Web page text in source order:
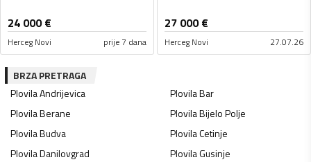
24 000€
Herceg Novi prije 7 dana
27 000€
Herceg Novi 27.07.26
BRZA PRETRAGA
PlovilaAndrijevica PlovilaBar
PlovilaBerane PlovilaBijelo Polje
PlovilaBudva PlovilaCetinje
PlovilaDanilovgrad PlovilaGusinje